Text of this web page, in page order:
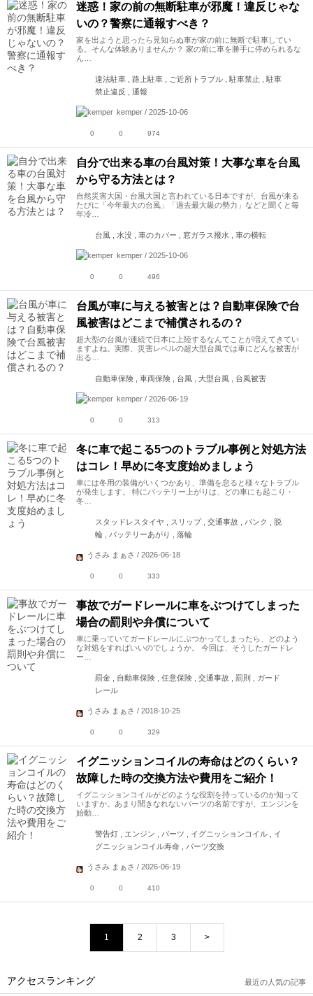
迷惑！家の前の無断駐車が邪魔！違反じゃな
いの？警察に通報すべき？
家を出ようと思ったら見知らぬ車が家の前に無断で駐車してい
る。そんな体験ありませんか？ 家の前に車を勝手に停められるな
ん…
違法駐車 , 路上駐車 , ご近所トラブル , 駐車禁止 , 駐車
禁止違反 , 通報
kemper / 2025-10-06
0 0 974
自分で出来る車の台風対策！大事な車を台風
から守る方法とは？
自然災害大国・台風大国と言われている日本ですが、台風が来る
たびに「今年最大の台風」「過去最大級の勢力」などと聞くと毎
年冷…
台風 , 水没 , 車のカバー , 窓ガラス撥水 , 車の横転
kemper / 2025-10-06
0 0 496
台風が車に与える被害とは？自動車保険で台
風被害はどこまで補償されるの？
超大型の台風が連続で日本に上陸するなんてことが増えてきてい
ますよね。実際、災害レベルの超大型台風では車にどんな被害が
出る…
自動車保険 , 車両保険 , 台風 , 大型台風 , 台風被害
kemper / 2026-06-19
0 0 313
冬に車で起こる5つのトラブル事例と対処方法
はコレ！早めに冬支度始めましょう
車には冬用の装備がいくつかあり、準備を怠ると様々なトラブル
が発生します。 特にバッテリー上がりは、どの車にも起こり・
冬…
スタッドレスタイヤ , スリップ , 交通事故 , パンク , 脱
輪 , バッテリーあがり , 落輪
うさみ まぁさ / 2026-06-18
0 0 333
事故でガードレールに車をぶつけてしまった
場合の罰則や弁償について
車に乗っていてガードレールにぶつかってしまったら、どのよう
な対処をすればいいのでしょうか。 今回は、そうしたガードレ
ー…
罰金 , 自動車保険 , 任意保険 , 交通事故 , 罰則 , ガード
レール
うさみ まぁさ / 2018-10-25
0 0 329
イグニッションコイルの寿命はどのくらい？
故障した時の交換方法や費用をご紹介！
イグニッションコイルがどのような役割を持っているのか知って
いますか。あまり聞きなれないパーツの名前ですが、エンジンを
始動…
警告灯 , エンジン , パーツ , イグニッションコイル , イ
グニッションコイル寿命 , パーツ交換
うさみ まぁさ / 2026-06-19
0 0 410
1 2 3 >
アクセスランキング 最近の人気の記事